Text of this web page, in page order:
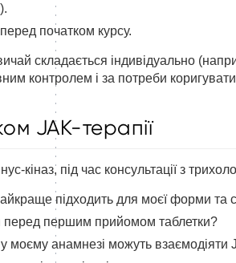
початком курсу.
складається індивідуально
контролем і за потреби
JAK-терапії
кіназ, під час консультації з
підходить для моєї форми та
перед першим прийомом таблетки?
анамнезі можуть взаємодіяти